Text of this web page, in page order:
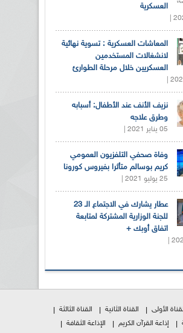
العسكرية
المعاشات العسكرية : تسوية نهائية
لانشغالات المستخدمين
العسكريين خلال مرحلة الطوارئ
نزيف الأنف عند الأطفال: أسبابه
وطرق علاجه
05 يناير 2021 |
وفاة صحفي التلفزيون العمومي
كريم بوسالم متأثرا بفيروس كورونا
25 يوليو 2021 |
عطار يشارك في الاجتماع الـ 23
للجنة الوزارية المشتركة لمتابعة
اتفاق أوبك +
الأولى القناة الثانية
القناة الثالثة
إذاعة القرآن الكريم
الإذاعة الثقافة